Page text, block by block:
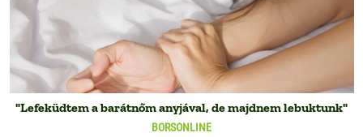
BORSONLINE
"Lefeküdtem a barátnőm anyjával, de majdnem lebuktunk"